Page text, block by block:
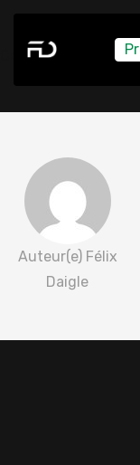
Coach Virtuel
Auteur(e) Félix
Daigle